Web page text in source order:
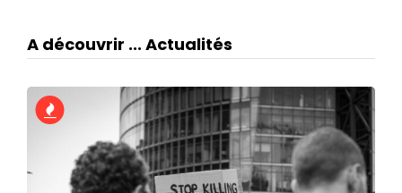
A découvrir ... Actualités